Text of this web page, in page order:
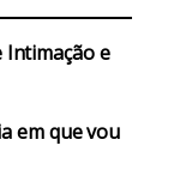
Intimação e
em que vou